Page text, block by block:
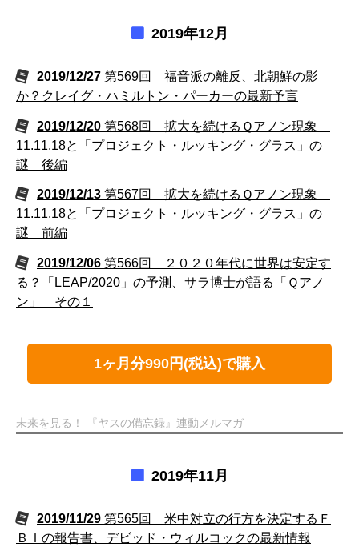
2019年12月
2019/12/27 第569回 福音派の離反、北朝鮮の影
か？クレイグ・ハミルトン・パーカーの最新予言
2019/12/20 第568回 拡大を続けるＱアノン現象
11.11.18と「プロジェクト・ルッキング・グラス」の
謎 後編
2019/12/13 第567回 拡大を続けるＱアノン現象
11.11.18と「プロジェクト・ルッキング・グラス」の
謎 前編
2019/12/06 第566回 ２０２０年代に世界は安定す
る？「LEAP/2020」の予測、サラ博士が語る「Ｑアノ
ン」 その１
1ヶ月分990円(税込)で購入
未来を見る！ 『ヤスの備忘録』連動メルマガ
2019年11月
2019/11/29 第565回 米中対立の行方を決定するＦ
ＢＩの報告書、デビッド・ウィルコックの最新情報